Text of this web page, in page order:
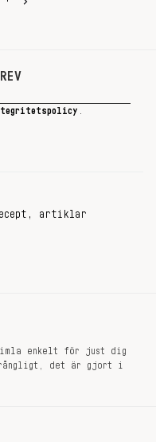
artiklar
enkelt för just dig
det är gjort i